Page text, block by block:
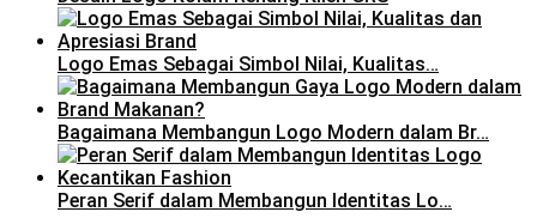
Logo Emas Sebagai Simbol Nilai, Kualitas…
Bagaimana Membangun Logo Modern dalam Br…
Peran Serif dalam Membangun Identitas Lo…